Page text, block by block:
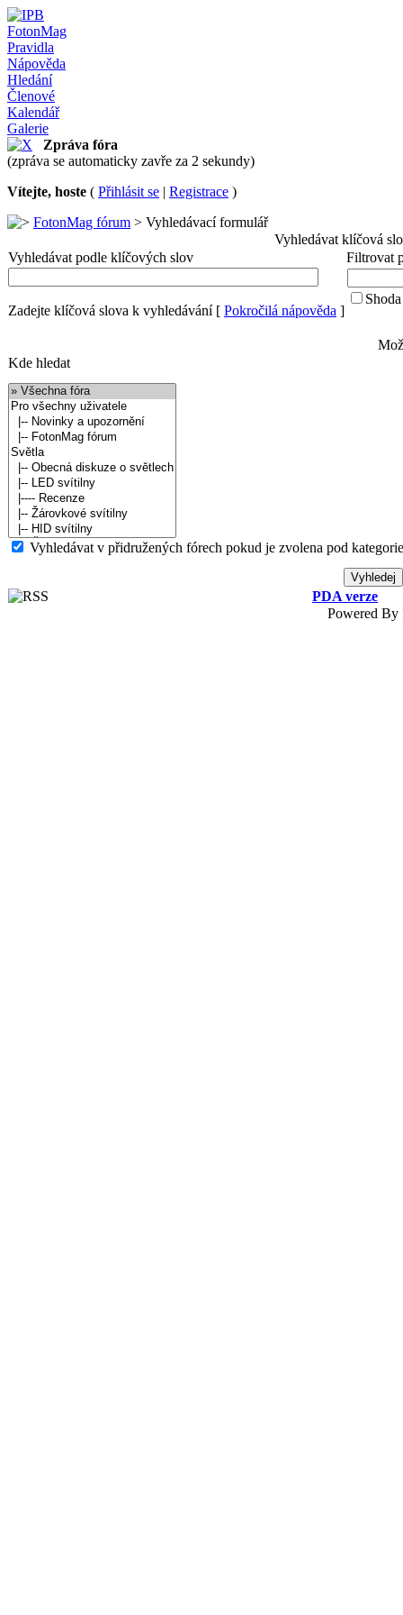
FotonMag
Pravidla
Nápověda
Hledání
Členové
Kalendář
Galerie
Zpráva fóra
(zpráva se automaticky zavře za 2 sekundy)
Vítejte, hoste ( Přihlásit se | Registrace )
FotonMag fórum > Vyhledávací formulář
Vyhledávat klíčová
Vyhledávat podle klíčových slov
Filtrovat
Zadejte klíčová slova k vyhledávání[ Pokročilá nápověda ]
Kde hledat
Vyhledávat v přidružených fórech pokud je zvolena pod
PDA verze
Powered By